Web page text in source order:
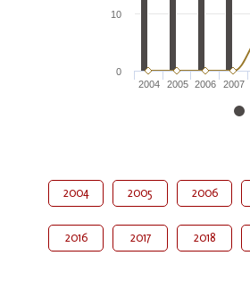
2004 2005 2006 2007
0
10
2004 2005 2006
2016 2017 2018